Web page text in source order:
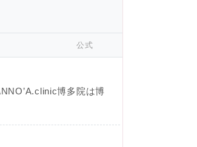
公式
博多院は博